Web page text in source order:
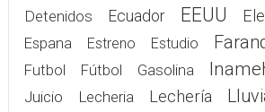
Detenidos Ecuador EEUU
Espana Estreno Estudio
Futbol
Fútbol Gasolina
Juicio Lecheria Lechería